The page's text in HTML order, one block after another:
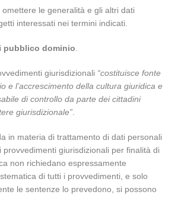
le generalità e gli altri dati
interessati nei termini indicati.
pubblico dominio
giurisdizionali “costituisce fonte
e l’accrescimento della cultura giuridica e
di controllo da parte dei cittadini
giurisdizionale”
in materia di trattamento di dati personali
provvedimenti giurisdizionali per finalità di
non richiedano espressamente
di tutti i provvedimenti, e solo
le sentenze lo prevedono, si possono